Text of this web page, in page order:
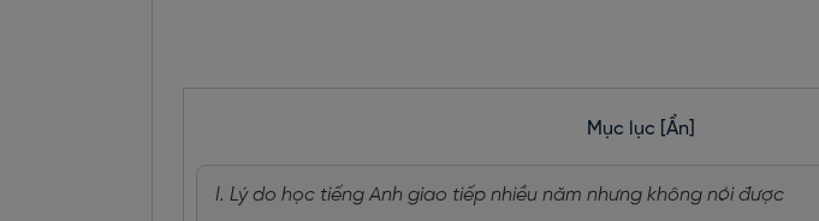
Mục lục [Ẩn]
I. Lý do học tiếng Anh giao tiếp nhiều năm nhưng không nói được